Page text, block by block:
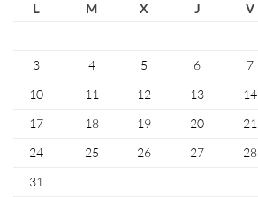
L M X J V
3
4 5 6 7
10
11 12 13 14
17
18 19 20 21
24
25 26 27 28
31